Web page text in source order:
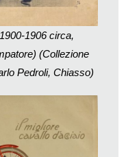
non erano solo un capo
potere maschile, della
e per le donne indossarli
secolare.
quando ancora la
il nascente marketing
una clientela che
1906 circa,
(Collezione
Pedroli, Chiasso)